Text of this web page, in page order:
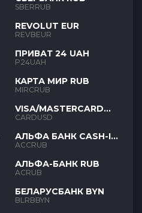
SBERRUB
REVOLUT EUR
REVBEUR
ПРИВАТ 24 UAH
P24UAH
КАРТА МИР RUB
MIRCRUB
VISA/MASTERCARD
USD
CARDUSD
АЛЬФА БАНК CASH-IN
RUB
ACCRUB
АЛЬФА-БАНК RUB
ACRUB
БЕЛАРУСБАНК BYN
BLRBBYN